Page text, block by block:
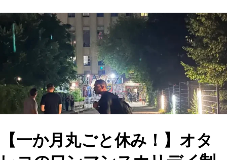
e
b
o
o
k
o
d
o
n
l
【一か月丸ごと休み！】オタ